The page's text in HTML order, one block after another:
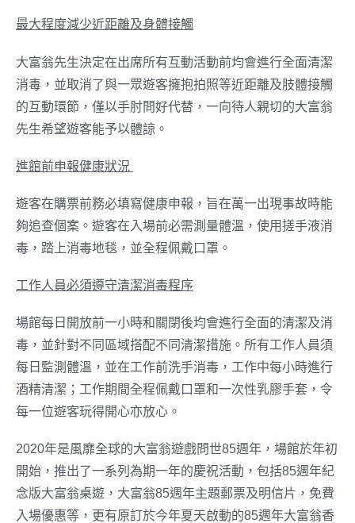
最大程度減少近距離及身體接觸
大富翁先生決定在出席所有互動活動前均會進行全面清潔
消毒，並取消了與一眾遊客擁抱拍照等近距離及肢體接觸
的互動環節，僅以手肘問好代替，一向待人親切的大富翁
先生希望遊客能予以體諒。
進館前申報健康狀況
遊客在購票前務必填寫健康申報，旨在萬一出現事故時能
夠追查個案。遊客在入場前必需測量體溫，使用搓手液消
毒，踏上消毒地毯，並全程佩戴口罩。
工作人員必須遵守清潔消毒程序
場館每日開放前一小時和關閉後均會進行全面的清潔及消
毒，並針對不同區域搭配不同清潔措施。所有工作人員須
每日監測體溫，並在工作前洗手消毒，工作中每小時進行
酒精清潔；工作期間全程佩戴口罩和一次性乳膠手套，令
每一位遊客玩得開心亦放心。
2020年是風靡全球的大富翁遊戲問世85週年，場館於年初
開始，推出了一系列為期一年的慶祝活動，包括85週年紀
念版大富翁桌遊，大富翁85週年主題郵票及明信片，免費
入場優惠等，更有原訂於今年夏天啟動的85週年大富翁香